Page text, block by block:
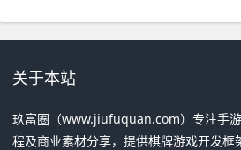
关于本站
玖富圈（www.jiufuquan.com）专注手
程及商业素材分享，提供棋牌游戏开发框